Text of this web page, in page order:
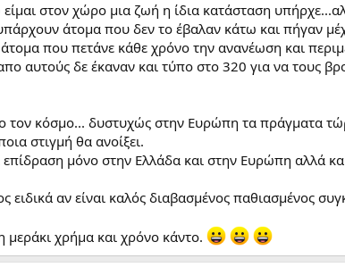
στον χώρο μια ζωή η ίδια κατάσταση
άτομα που δεν το έβαλαν κάτω και πήγαν
που πετάνε κάθε χρόνο την ανανέωση και
αυτούς δε έκαναν και τύπο στο 320 για να τους
κόσμο... δυστυχώς στην Ευρώπη τα πράγματα
στιγμή θα ανοίξει.
επίδραση μόνο στην Ελλάδα και στην Ευρώπη αλλά
ειδικά αν είναι καλός διαβασμένος παθιασμένος
μεράκι χρήμα και χρόνο κάντο.